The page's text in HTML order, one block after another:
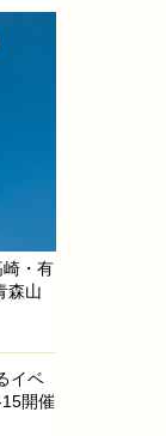
崎・有
森山
イベ
開催